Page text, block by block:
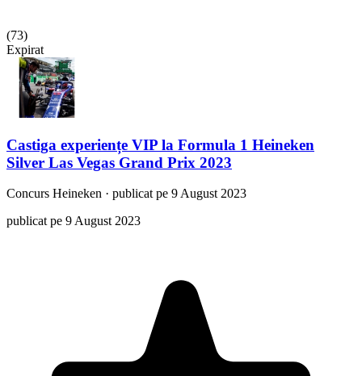
(73)
Expirat
Castiga experiențe VIP la Formula 1 Heineken
Silver Las Vegas Grand Prix 2023
Concurs Heineken · publicat pe 9 August 2023
publicat pe 9 August 2023